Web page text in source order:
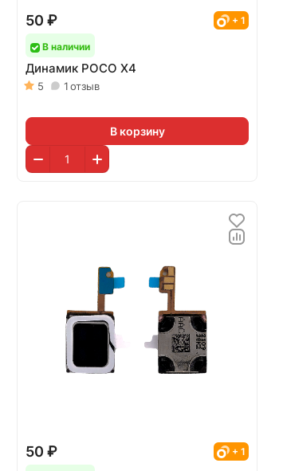
50 ₽ + 1
В наличии
Динамик POCO X4
5 1отзыв
В корзину
50 ₽ + 1